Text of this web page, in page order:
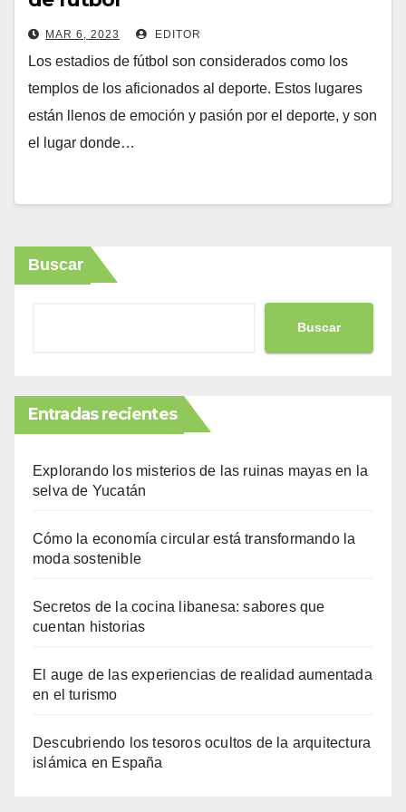
MAR 6, 2023 EDITOR
Los estadios de fútbol son considerados como los
templos de los aficionados al deporte. Estos lugares
están llenos de emoción y pasión por el deporte, y son
el lugar donde…
Buscar
Buscar
Entradas recientes
Explorando los misterios de las ruinas mayas en la
selva de Yucatán
Cómo la economía circular está transformando la
moda sostenible
Secretos de la cocina libanesa: sabores que
cuentan historias
El auge de las experiencias de realidad aumentada
en el turismo
Descubriendo los tesoros ocultos de la arquitectura
islámica en España